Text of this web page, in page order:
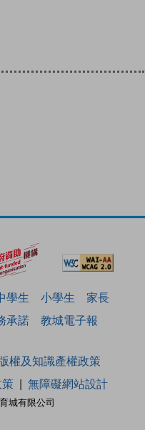
學生 小學生
家長
承諾 教城電子報
城有限公司
權及知識產權政策
無障礙網站設計